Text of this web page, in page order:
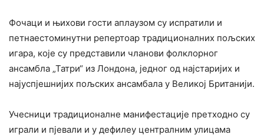
Фочаци и њихови гости аплаузом су испратили и
петнаестоминутни репертоар традиционалних пољских
игара, које су представили чланови фолклорног
ансамбла „Татри“ из Лондона, једног од најстаријих и
најуспјешнијих пољских ансамбала у Великој Британији.
Учесници традиционалне манифестације претходно су
играли и пјевали и у дефилеу централним улицама